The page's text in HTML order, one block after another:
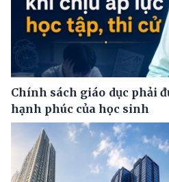
Chính sách giáo dục phải
hạnh phúc của học sinh